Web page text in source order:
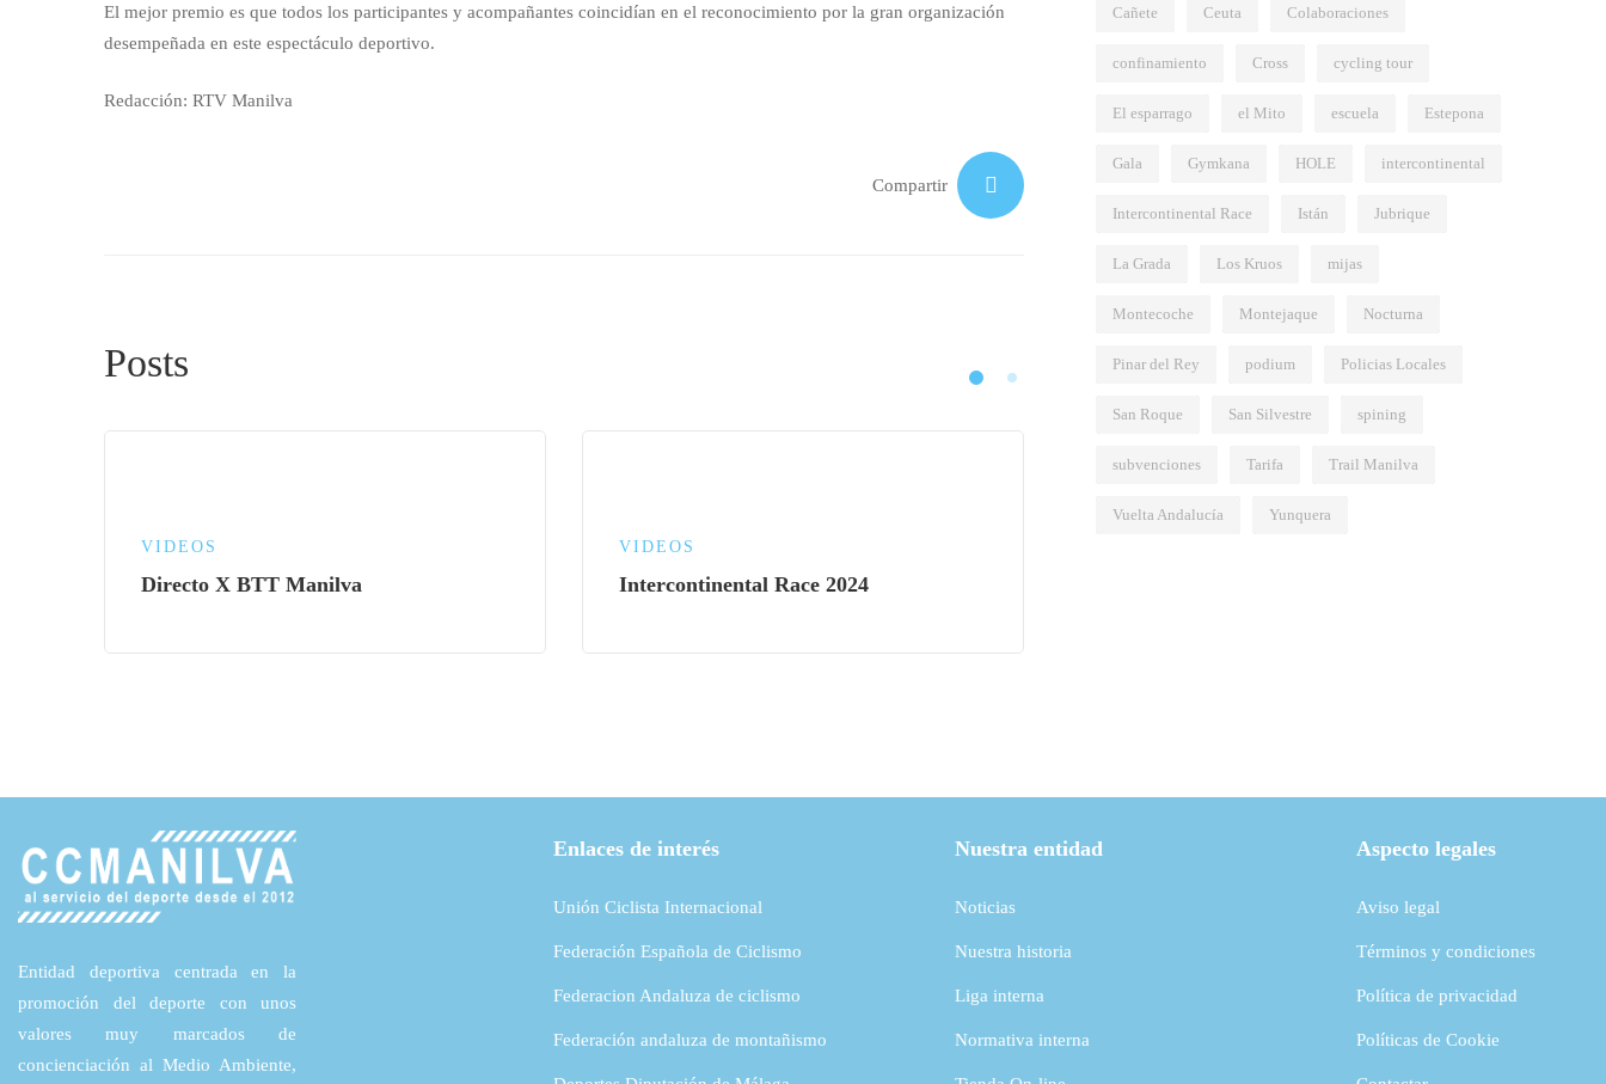
El mejor premio es que todos los participantes y acompañantes coincidían en el reconocimiento por la gran organización
desempeñada en este espectáculo deportivo.
Redacción: RTV Manilva
Compartir
Posts
VIDEOS
Directo X BTT Manilva
VIDEOS
Intercontinental Race 2024
Cañete Ceuta Colaboraciones
confinamiento Cross cycling tour
El esparrago el Mito escuela Estepona
Gala Gymkana HOLE intercontinental
Intercontinental Race Istán Jubrique
La Grada Los Kruos mijas
Montecoche Montejaque Nocturna
Pinar del Rey podium Policias Locales
San Roque San Silvestre spining
subvenciones Tarifa Trail Manilva
Vuelta Andalucía Yunquera
Entidad deportiva centrada en la
promoción del deporte con unos
valores muy marcados de
concienciación al Medio Ambiente,
Enlaces de interés
Unión Ciclista Internacional
Federación Española de Ciclismo
Federacion Andaluza de ciclismo
Federación andaluza de montañismo
Nuestra entidad
Noticias
Nuestra historia
Liga interna
Normativa interna
Aspecto legales
Aviso legal
Términos y condiciones
Política de privacidad
Políticas de Cookie